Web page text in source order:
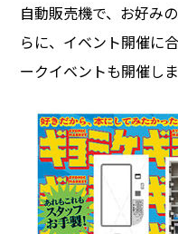
自動販売機で、お好み
らに、イベント開催に
ークイベントも開催しま